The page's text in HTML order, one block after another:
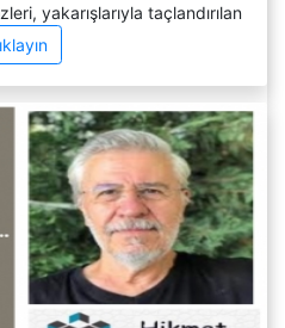
yakarışlarıyla taçlandırılan